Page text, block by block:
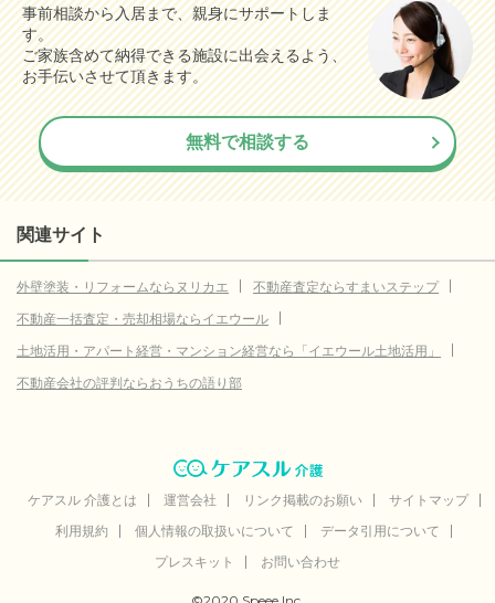
事前相談から入居まで、親身にサポートしま
す。
ご家族含めて納得できる施設に出会えるよう、
お手伝いさせて頂きます。
無料で相談する
関連サイト
外壁塗装・リフォームならヌリカエ
不動産査定ならすまいステップ
不動産一括査定・売却相場ならイエウール
土地活用・アパート経営・マンション経営なら「イエウール土地活用」
不動産会社の評判ならおうちの語り部
ケアスル 介護とは 運営会社 リンク掲載のお願い
サイトマップ
利用規約
個人情報の取扱いについて
データ引用について
プレスキット
お問い合わせ